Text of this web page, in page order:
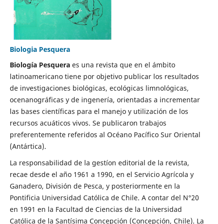
Biologia Pesquera
Biología Pesqueraes una revista que en el ámbito
latinoamericano tiene por objetivo publicar los resultados
de investigaciones biológicas, ecológicas limnológicas,
ocenanográficas y de ingenería, orientadas a incrementar
las bases científicas para el manejo y utilización de los
recursos acuáticos vivos. Se publicaron trabajos
preferentemente referidos al Océano Pacífico Sur Oriental
(Antártica).
La responsabilidad de la gestíon editorial de la revista,
recae desde el año 1961 a 1990, en el Servicio Agrícola y
Ganadero, División de Pesca, y posteriormente en la
Pontificia Universidad Católica de Chile. A contar del N°20
en 1991 en la Facultad de Ciencias de la Universidad
Católica de la Santísima Concepción (Concepción, Chile). La